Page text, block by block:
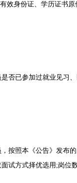
身份证、学历证书原
否已参加过就业见习
按照本《公告》发布
试方式择优选用;岗位